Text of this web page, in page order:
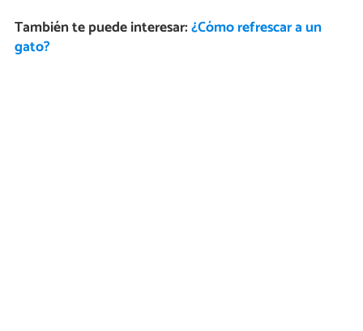
También te puede interesar:¿Cómo refrescar a un
gato?